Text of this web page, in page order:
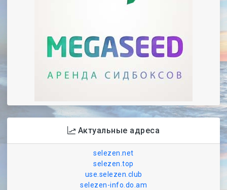
Актуальные адреса
selezen.net
selezen.top
use.selezen.club
selezen-info.do.am